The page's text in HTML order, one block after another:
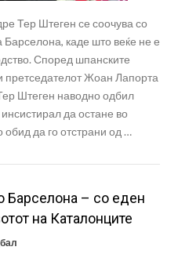
Тер Штеген се соочува со
Барселона, каде што веќе не е
Според шпанските
претседателот Жоан Лапорта
Штеген наводно одбил
да остане во
обид да го отстрани од …
Барселона – со еден
на Каталонците